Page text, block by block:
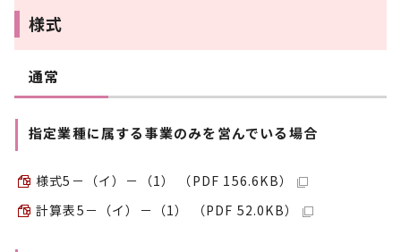
様式
通常
指定業種に属する事業のみを営んでいる場合
様式5－（イ）－（1） （PDF 156.6KB）
計算表5－（イ）－（1） （PDF 52.0KB）